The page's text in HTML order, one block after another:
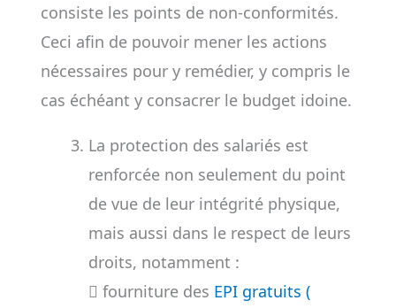
consiste les points de non-conformités.
Ceci afin de pouvoir mener les actions
nécessaires pour y remédier, y compris le
cas échéant y consacrer le budget idoine.
La protection des salariés est
renforcée non seulement du point
de vue de leur intégrité physique,
mais aussi dans le respect de leurs
droits, notamment :
 fourniture des EPI gratuits (